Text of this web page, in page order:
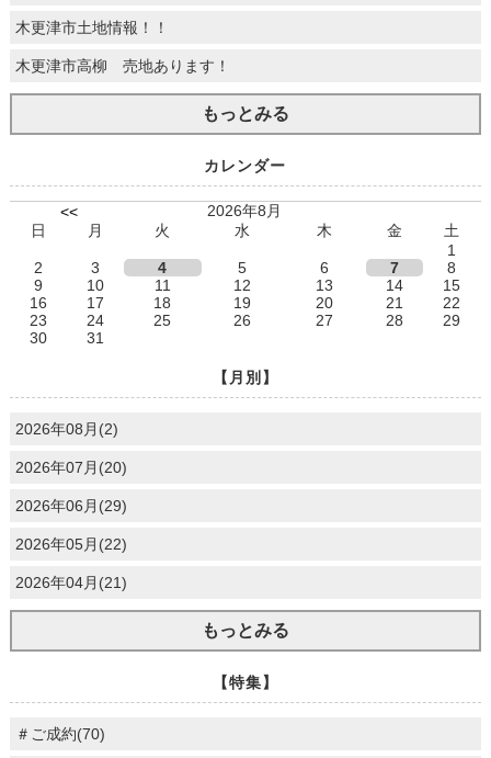
木更津市土地情報！！
木更津市高柳 売地あります！
もっとみる
カレンダー
<<
2026年8月
日
月 火 水 木 金
土
1
2
3 4 5 6 7
8
9
10 11 12 13 14
15
16
17 18 19 20 21
22
23
24 25 26 27 28
29
30
31
【月別】
2026年08月(2)
2026年07月(20)
2026年06月(29)
2026年05月(22)
2026年04月(21)
もっとみる
【特集】
＃ご成約(70)